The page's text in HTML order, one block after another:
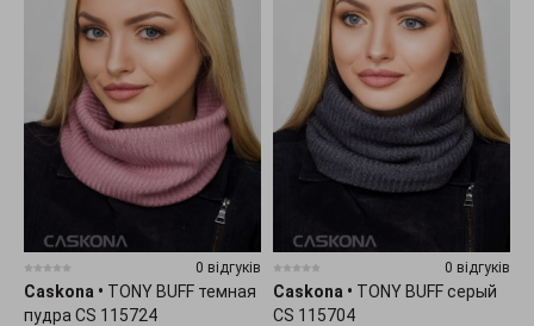
0 відгуків
Caskona • TONY BUFF темная
пудра CS 115724
0 відгуків
Caskona • TONY BUFF серый
CS 115704